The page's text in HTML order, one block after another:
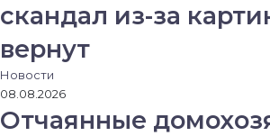
скандал из-за
вернут
Новости
08.08.2026
Отчаянные